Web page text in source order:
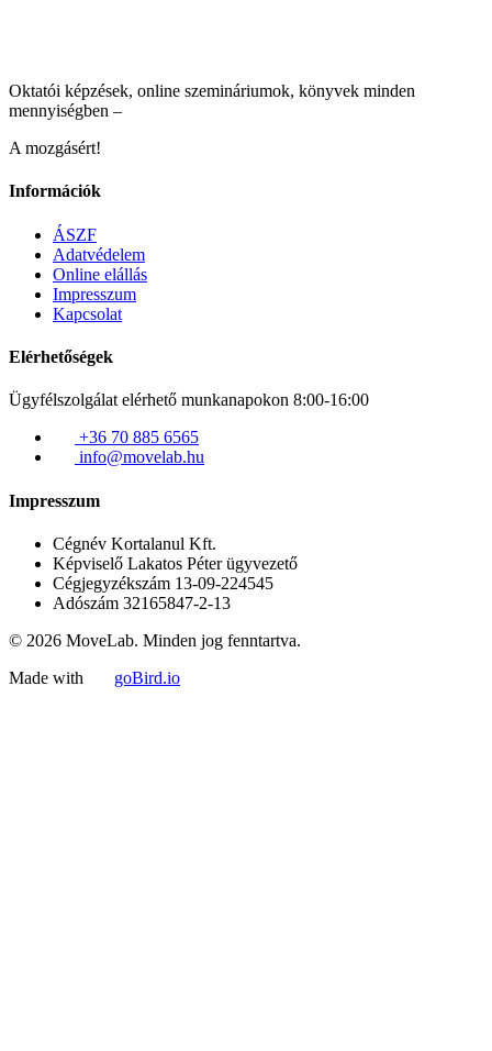
Oktatói képzések, online szemináriumok, könyvek minden
mennyiségben –
A mozgásért!
Információk
ÁSZF
Adatvédelem
Online elállás
Impresszum
Kapcsolat
Elérhetőségek
Ügyfélszolgálat elérhető munkanapokon 8:00-16:00
+36 70 885 6565
info@movelab.hu
Impresszum
Cégnév Kortalanul Kft.
Képviselő Lakatos Péter ügyvezető
Cégjegyzékszám 13-09-224545
Adószám 32165847-2-13
© 2026 MoveLab. Minden jog fenntartva.
Made with
goBird.io